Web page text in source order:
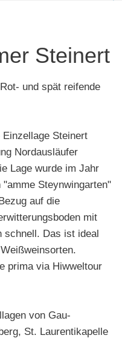
Steinert
und spät reifende
Steinert
Nordausläufer
Lage wurde im Jahr
Steynwingarten"
auf die
mit
schnell. Das ist ideal
prima via Hiwweltour
von Gau-
St. Laurentikapelle